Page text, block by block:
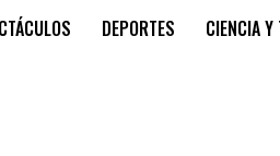
DEPORTES CIENCIA Y